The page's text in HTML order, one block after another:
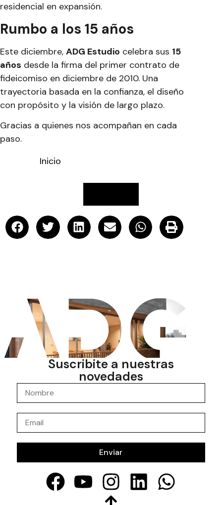
residencial en expansión.
Rumbo a los 15 años
Este diciembre, ADG Estudio celebra sus 15
años desde la firma del primer contrato de
fideicomiso en diciembre de 2010. Una
trayectoria basada en la confianza, el diseño
con propósito y la visión de largo plazo.
Gracias a quienes nos acompañan en cada
paso.
Inicio
Suscribite a nuestras
novedades
Enviar